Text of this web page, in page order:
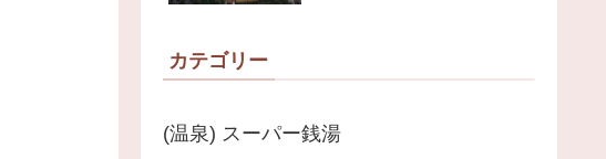
カテゴリー
(温泉) スーパー銭湯